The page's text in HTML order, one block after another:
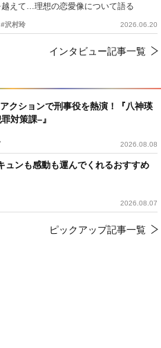
クションで刑事役を熱演！『八神瑛
対策課–』
2026.08.08
ュンも感動も運んでくれるおすすめ
2026.08.07
ピックアップ記事一覧
えて…理想の恋愛像について語る
#沢村玲 2026.06.20
インタビュー記事一覧